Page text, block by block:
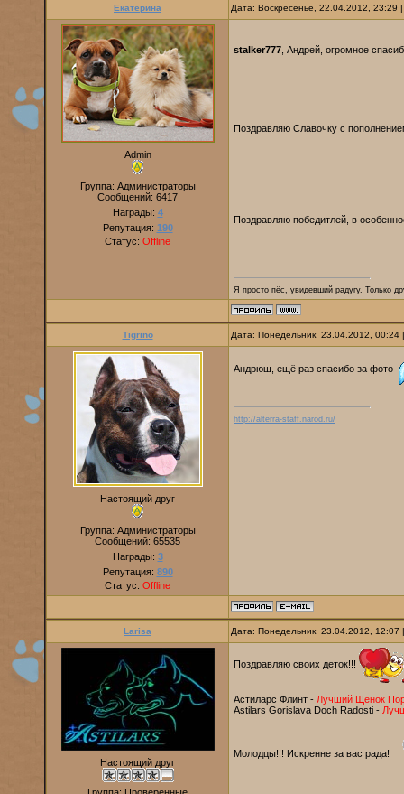
Екатерина Дата: Воскресенье, 22.04.2012,
Admin
Группа: Администраторы
Сообщений: 6417
Награды: 4
Репутация: 190
Статус: Offline
stalker777 , Андрей, огромное
Поздравляю Славочку с
Поздравляю победитлей, в
Я просто пёс, увидевший радугу. Только
Tigrino Дата: Понедельник, 23.04.2012,
Настоящий друг
Группа: Администраторы
Сообщений: 65535
Награды: 3
Репутация: 890
Статус: Offline
Андрюш, ещё раз спасибо за фото
http://alterra-staff.narod.ru/
Larisa Дата: Понедельник, 23.04.2012,
Настоящий друг
Поздравляю своих деток!!!
Астиларс Флинт - Лучший Щенок
Astilars Gorislava Doch Radosti -
Молодцы!!! Искренне за вас рада!